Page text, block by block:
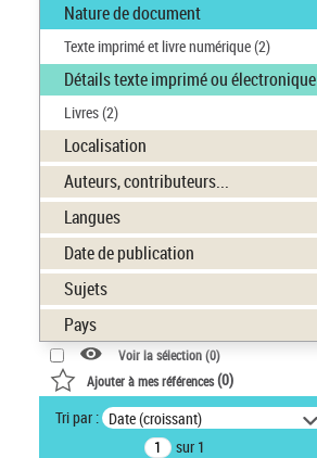
Nature de document
Texte imprimé et livre numérique(2)
Détails texte imprimé ou électronique
Livres(2)
Localisation
Auteurs, contributeurs...
Langues
Date de publication
Sujets
Pays
Voir la sélection (0)
Ajouter à mes références(0)
Tri par : Date (croissant)
sur 1